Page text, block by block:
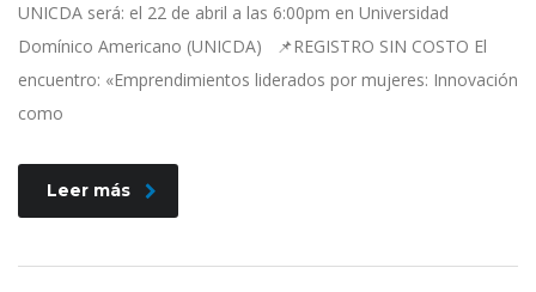
UNICDA será: el 22 de abril a las 6:00pm en Universidad
Domínico Americano (UNICDA) 📌REGISTRO SIN COSTO El
encuentro: «Emprendimientos liderados por mujeres: Innovación
como
Leer más